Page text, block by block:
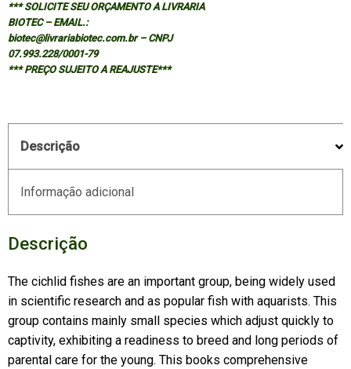
*** SOLICITE SEU ORÇAMENTO A LIVRARIA
BIOTEC – EMAIL.:
biotec@livrariabiotec.com.br – CNPJ
07.993.228/0001-79
*** PREÇO SUJEITO A REAJUSTE***
Descrição
Informação adicional
Descrição
The cichlid fishes are an important group, being widely used
in scientific research and as popular fish with aquarists. This
group contains mainly small species which adjust quickly to
captivity, exhibiting a readiness to breed and long periods of
parental care for the young. This books comprehensive